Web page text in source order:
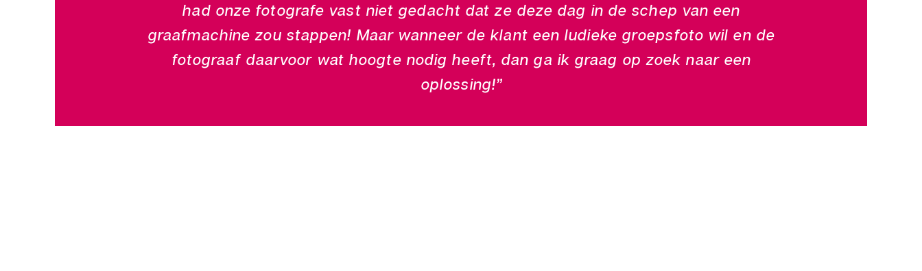
had onze fotografe vast niet gedacht dat ze deze dag in de schep van een
graafmachine zou stappen! Maar wanneer de klant een ludieke groepsfoto wil en de
fotograaf daarvoor wat hoogte nodig heeft, dan ga ik graag op zoek naar een
oplossing!”